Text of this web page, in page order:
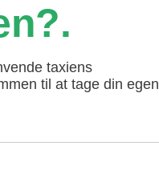
taxiens
til at tage din egen